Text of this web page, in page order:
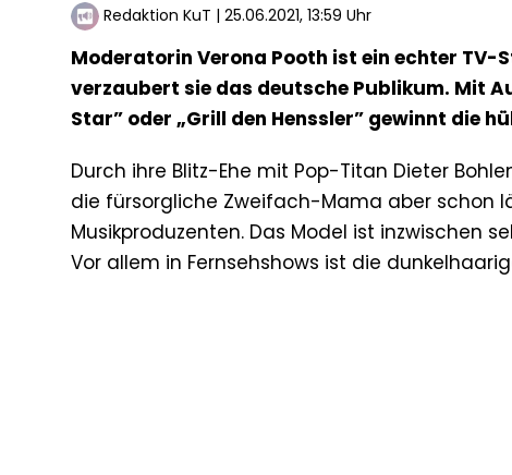
Redaktion KuT | 25.06.2021, 13:59 Uhr
Moderatorin Verona Pooth ist ein echter
verzaubert sie das deutsche Publikum. Mit
Star” oder „Grill den Henssler” gewinnt die
Durch ihre Blitz-Ehe mit Pop-Titan Dieter
die fürsorgliche Zweifach-Mama aber schon
Musikproduzenten. Das Model ist inzwischen
Vor allem in Fernsehshows ist die